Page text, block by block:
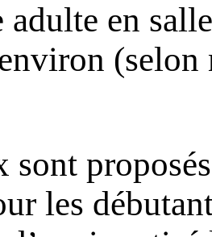
adulte en
(selon
sont
les